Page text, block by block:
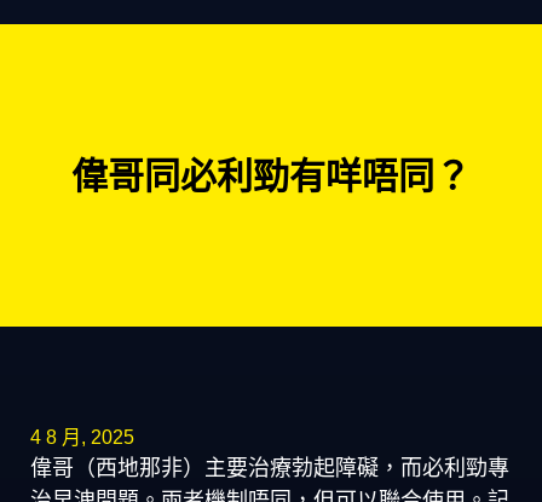
偉哥同必利勁有咩唔同？
4 8 月, 2025
偉哥（西地那非）主要治療勃起障礙，而必利勁專